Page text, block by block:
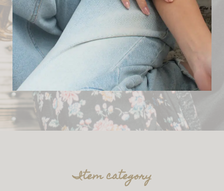
Item category